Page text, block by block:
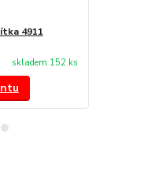
4911
skladem 152 ks